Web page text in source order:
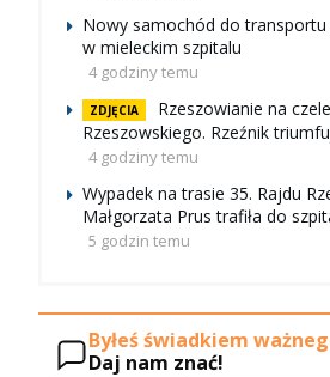
Nowy samochód do
w mieleckim szpitalu
4 godziny temu
ZDJĘCIA
Rzeszowianie na
Rzeszowskiego. Rzeźnik
4 godziny temu
Wypadek na trasie 35. Rajdu
Małgorzata Prus trafiła do
5 godzin temu
Byłeś świadkiem
Daj nam znać!